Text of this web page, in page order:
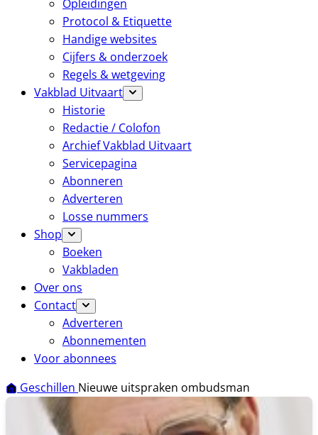
Opleidingen
Protocol & Etiquette
Handige websites
Cijfers & onderzoek
Regels & wetgeving
Vakblad Uitvaart
Historie
Redactie / Colofon
Archief Vakblad Uitvaart
Servicepagina
Abonneren
Adverteren
Losse nummers
Shop
Boeken
Vakbladen
Over ons
Contact
Adverteren
Abonnementen
Voor abonnees
Geschillen Nieuwe uitspraken ombudsman